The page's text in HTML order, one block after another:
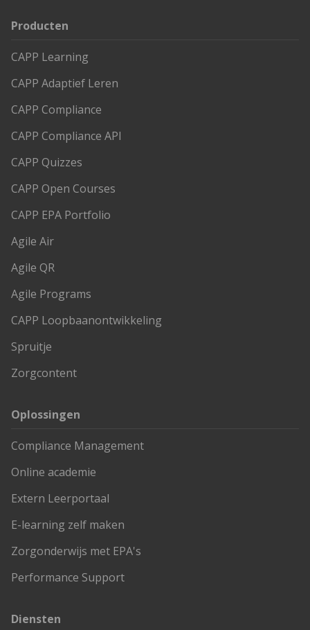
Producten
CAPP Learning
CAPP Adaptief Leren
CAPP Compliance
CAPP Compliance API
CAPP Quizzes
CAPP Open Courses
CAPP EPA Portfolio
Agile Air
Agile QR
Agile Programs
CAPP Loopbaanontwikkeling
Spruitje
Zorgcontent
Oplossingen
Compliance Management
Online academie
Extern Leerportaal
E-learning zelf maken
Zorgonderwijs met EPA's
Performance Support
Diensten